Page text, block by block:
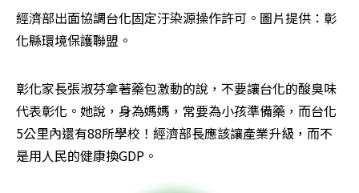
經濟部出面協調台化固定汙染源操作許可。圖片提供：彰
化縣環境保護聯盟。
彰化家長張淑芬拿著藥包激動的說，不要讓台化的酸臭味
代表彰化。她說，身為媽媽，常要為小孩準備藥，而台化
5公里內還有88所學校！經濟部長應該讓產業升級，而不
是用人民的健康換GDP。